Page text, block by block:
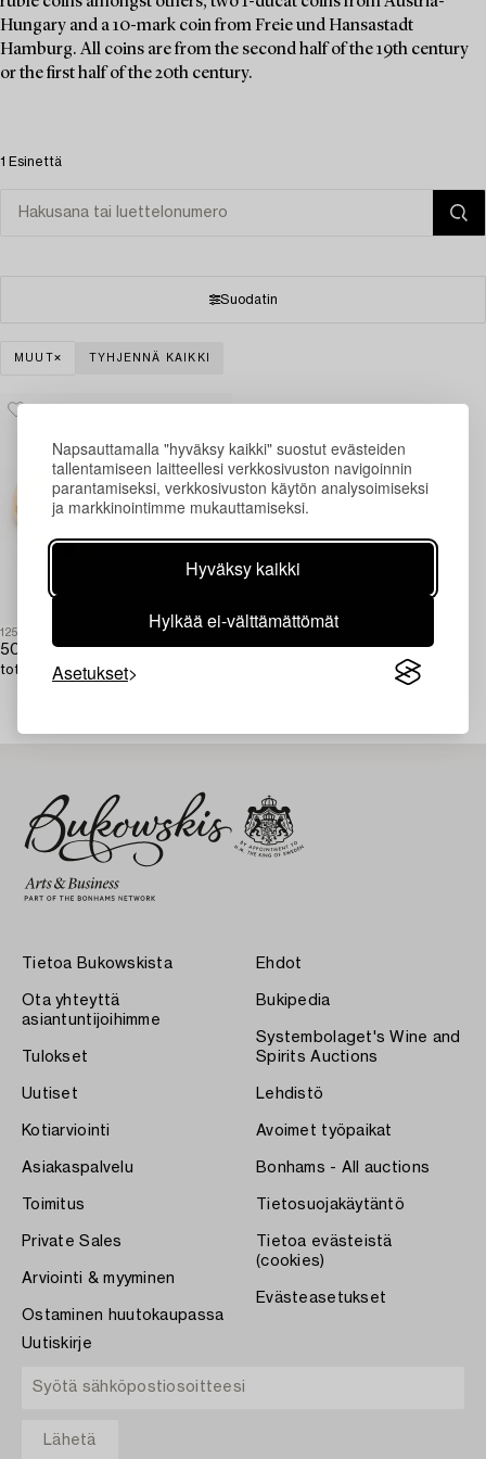
Napsauttamalla "hyväksy kaikki" suostut evästeiden
tallentamiseen laitteellesi verkkosivuston navigoinnin
parantamiseksi, verkkosivuston käytön analysoimiseksi
ja markkinointimme mukauttamiseksi.
Hyväksy kaikki
Hylkää ei-välttämättömät
Asetukset
Hungary and a 10-mark coin from Freie und Hansastadt
Hamburg. All coins are from the second half of the 19th century
or the first half of the 20th century.
1 Esinettä
Suodatin
MUUT TYHJENNÄ KAIKKI
1252102
50 PESO GOLD MEXICO COIN 1947,
tot 45 gr, 21.6 carat.
Tietoa Bukowskista
Ota yhteyttä
asiantuntijoihimme
Tulokset
Uutiset
Kotiarviointi
Asiakaspalvelu
Toimitus
Private Sales
Arviointi & myyminen
Ostaminen huutokaupassa
Ehdot
Bukipedia
Systembolaget's Wine and
Spirits Auctions
Lehdistö
Avoimet työpaikat
Bonhams - All auctions
Tietosuojakäytäntö
Tietoa evästeistä
(cookies)
Evästeasetukset
Uutiskirje